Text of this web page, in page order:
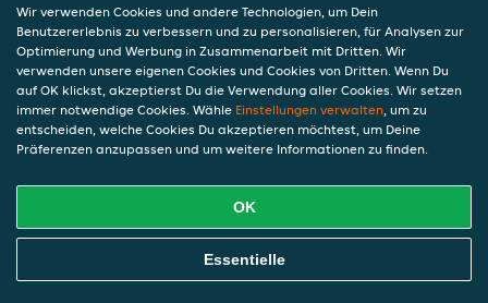
Gebackene Hühnerbrust mit
Gemüse und Kokossauce
knusprig gebackene Hühnerbrust mit
frischem Gemüse in einer cremigen
Kokossauce
inkl. Pfand (0,00 €)
Gebackenes Seelachsfilet mit
Online Essen Bestellen
Wir verwenden Cookies und andere Technologien, um Dein
Benutzererlebnis zu verbessern und zu personalisieren, für Analysen zur
Optimierung und Werbung in Zusammenarbeit mit Dritten. Wir
verwenden unsere eigenen Cookies und Cookies von Dritten. Wenn Du
auf OK klickst, akzeptierst Du die Verwendung aller Cookies. Wir setzen
immer notwendige Cookies. Wähle Einstellungen verwalten, um zu
entscheiden, welche Cookies Du akzeptieren möchtest, um Deine
Präferenzen anzupassen und um weitere Informationen zu finden.
OK
Essentielle